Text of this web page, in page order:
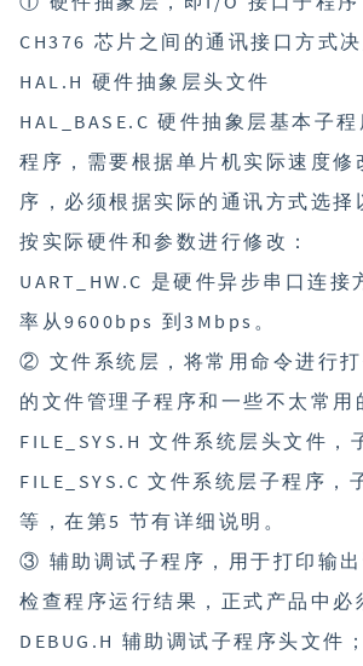
CH376 芯片之间的通讯接口方式
HAL.H 硬件抽象层头文件
HAL_BASE.C 硬件抽象层基本子
程序，需要根据单片机实际速度
序，必须根据实际的通讯方式选择
按实际硬件和参数进行修改：
UART_HW.C 是硬件异步串口连接
率从9600bps 到3Mbps。
② 文件系统层，将常用命令进行
的文件管理子程序和一些不太常用
FILE_SYS.H 文件系统层头文件，
FILE_SYS.C 文件系统层子程序，
等，在第5 节有详细说明。
③ 辅助调试子程序，用于打印输
检查程序运行结果，正式产品中必
DEBUG.H 辅助调试子程序头文件；